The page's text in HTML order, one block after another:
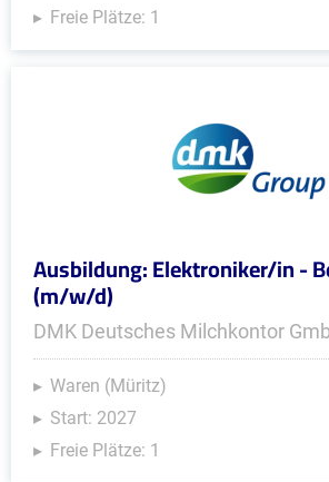
Freie Plätze: 1
Ausbildung: Elektroniker/in -
(m/w/d)
DMK Deutsches Milchkontor
Waren (Müritz)
Start: 2027
Freie Plätze: 1